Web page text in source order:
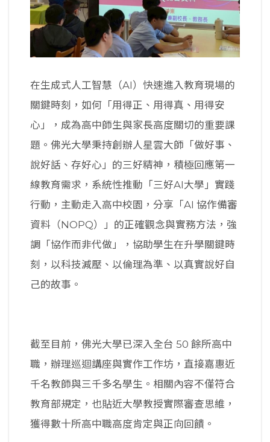
在生成式人工智慧（AI）快速進入教育現場的
關鍵時刻，如何「用得正、用得真、用得安
心」，成為高中師生與家長高度關切的重要課
題。佛光大學秉持創辦人星雲大師「做好事、
說好話、存好心」的三好精神，積極回應第一
線教育需求，系統性推動「三好AI大學」實踐
行動，主動走入高中校園，分享「AI 協作備審
資料（NOPQ）」的正確觀念與實務方法，強
調「協作而非代做」，協助學生在升學關鍵時
刻，以科技減壓、以倫理為準、以真實說好自
己的故事。
截至目前，佛光大學已深入全台 50 餘所高中
職，辦理巡迴講座與實作工作坊，直接嘉惠近
千名教師與三千多名學生。相關內容不僅符合
教育部規定，也貼近大學教授實際審查思維，
獲得數十所高中職高度肯定與正向回饋。